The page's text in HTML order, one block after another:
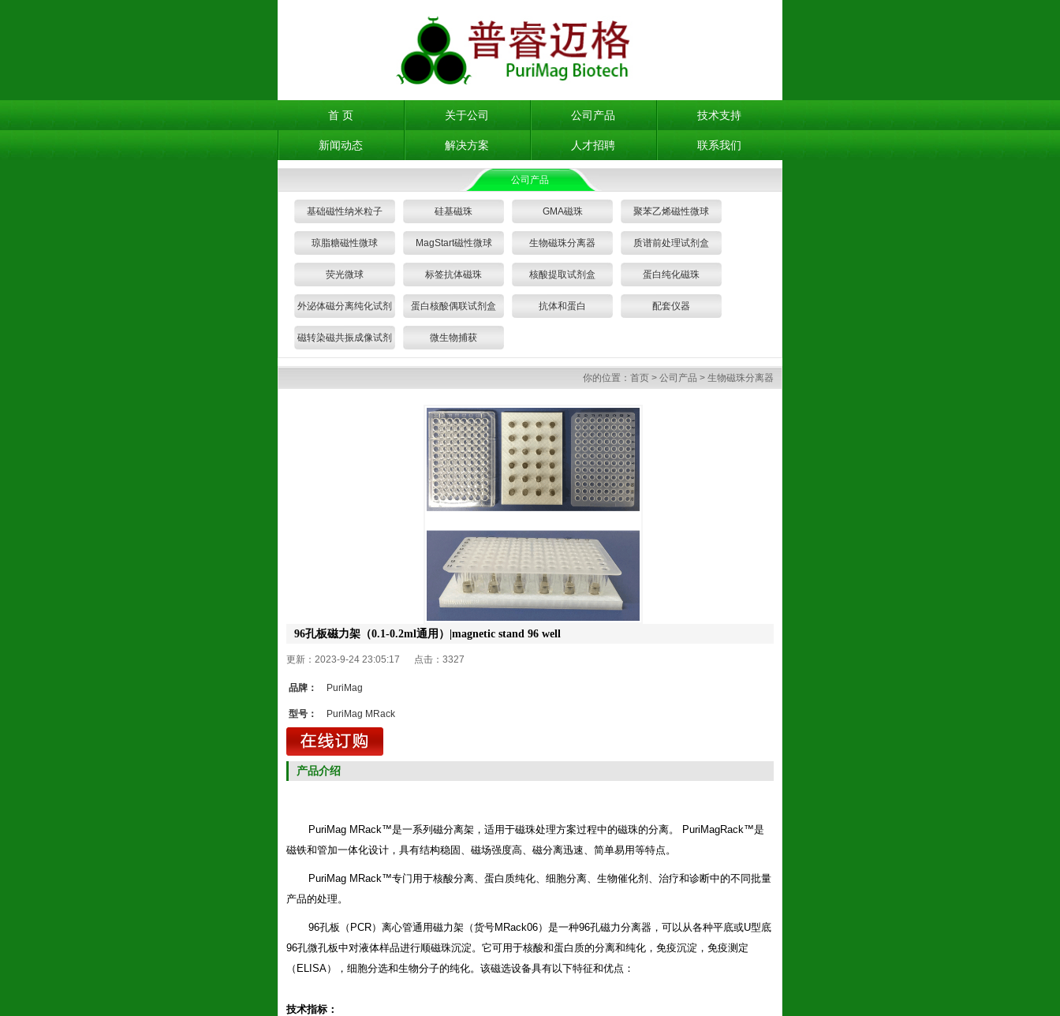
首 页 关于公司 公司产品 技术支持
新闻动态 解决方案 人才招聘 联系我们
公司产品
基础磁性纳米粒子 硅基磁珠 GMA磁珠 聚苯乙烯磁性微球
琼脂糖磁性微球 MagStart磁性微球 生物磁珠分离器 质谱前处理试剂盒
荧光微球 标签抗体磁珠 核酸提取试剂盒 蛋白纯化磁珠
外泌体磁分离纯化试剂
盒
蛋白核酸偶联试剂盒 抗体和蛋白 配套仪器
磁转染磁共振成像试剂 微生物捕获
你的位置： 首页 > 公司产品 > 生物磁珠分离器
96孔板磁力架（0.1-0.2ml通用）|magnetic stand 96 well
更新：2023-9-24 23:05:17 点击： 3327
品牌： PuriMag
型号： PuriMag MRack
产品介绍
PuriMag MRack™是一系列磁分离架，适用于磁珠处理方案过程中的磁珠的分离。 PuriMagRack™是
磁铁和管加一体化设计，具有结构稳固、磁场强度高、磁分离迅速、简单易用等特点。
PuriMag MRack™专门用于核酸分离、蛋白质纯化、细胞分离、生物催化剂、治疗和诊断中的不同批量
产品的处理。
96孔板（PCR）离心管通用磁力架（货号MRack06） 是一种96孔磁力分离器，可以从各种平底或U型底
96孔微孔板中对液体样品进行顺磁珠沉淀。它可用于核酸和蛋白质的分离和纯化，免疫沉淀，免疫测定
（ELISA），细胞分选和生物分子的纯化。该磁选设备具有以下特征和优点：
技术指标：